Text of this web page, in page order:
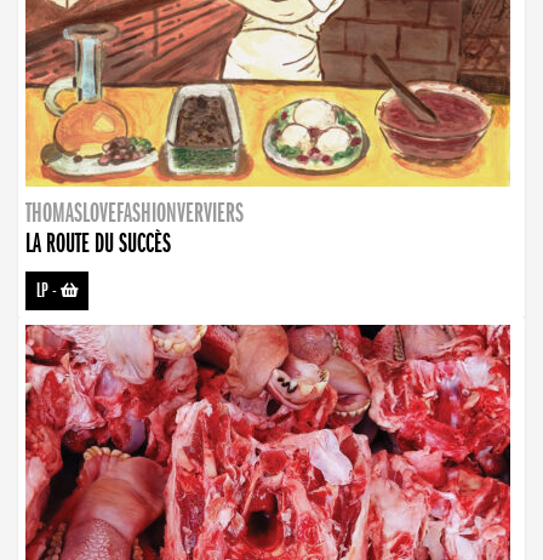
THOMASLOVEFASHIONVERVIERS
LA ROUTE DU SUCCÈS
LP-